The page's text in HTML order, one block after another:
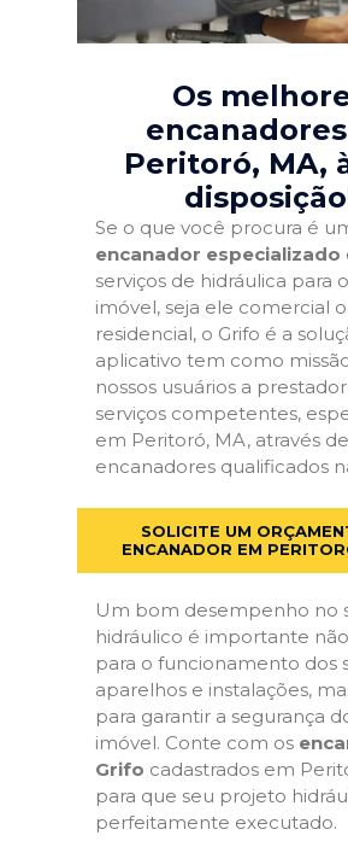
Os
Peritoró, MA,
Se o que você procura é
encanador especializado
serviços de hidráulica para
imóvel, seja ele comercial
residencial, o Grifo é a
aplicativo tem como
nossos usuários a
serviços competentes,
em Peritoró, MA, através de
encanadores qualificados
SOLICITE UM
ENCANADOR EM
Um bom desempenho no
hidráulico é importante
para o funcionamento dos
aparelhos e instalações,
para garantir a segurança
imóvel. Conte com os
Grifo cadastrados em
para que seu projeto
perfeitamente executado.